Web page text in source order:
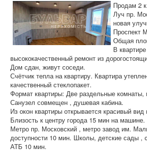
Продам 2
Луч пр.
новая
Проспект
Общая
В
высококачественный ремонт из
Дом сдан, живут соседи.
Счётчик тепла на квартиру. Квартира
качественный стеклопакет.
Формат квартиры: Две раздельные комнаты,
Санузел совмещен , душевая кабина.
Из окон квартиры открывается красивый вид
Близость к центру города 15 мин на машине.
Метро пр. Московский , метро завод им.
доступности 10 мин. Школы, детские сады ,
АТБ 10 мин.